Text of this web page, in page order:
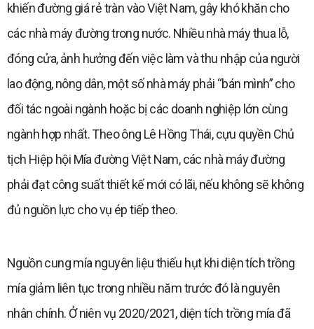
khiến đường giá rẻ tràn vào Việt Nam, gây khó khăn cho
các nhà máy đường trong nước. Nhiều nhà máy thua lỗ,
đóng cửa, ảnh hưởng đến việc làm và thu nhập của người
lao động, nông dân, một số nhà máy phải “bán mình” cho
đối tác ngoài ngành hoặc bị các doanh nghiệp lớn cùng
ngành hợp nhất. Theo ông Lê Hồng Thái, cựu quyền Chủ
tịch Hiệp hội Mía đường Việt Nam, các nhà máy đường
phải đạt công suất thiết kế mới có lãi, nếu không sẽ không
đủ nguồn lực cho vụ ép tiếp theo.
Nguồn cung mía nguyên liệu thiếu hụt khi diện tích trồng
mía giảm liên tục trong nhiều năm trước đó là nguyên
nhân chính. Ở niên vụ 2020/2021, diện tích trồng mía đã